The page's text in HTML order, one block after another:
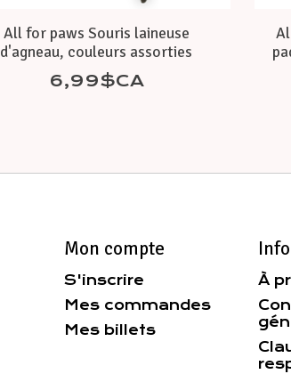
All for paws Souris laineuse
d'agneau, couleurs assorties
6,99$CA
Mon compte
S'inscrire
Mes commandes
Mes billets
À